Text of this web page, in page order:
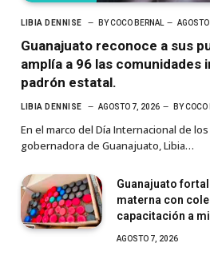
LIBIA DENNISE BY COCO BERNAL
Guanajuato reconoce a sus
amplía a 96 las comunidades
padrón estatal.
LIBIA DENNISE AGOSTO 7, 2026 BY COCO
En el marco del Día Internacional de
gobernadora de Guanajuato, Libia…
Guanajuato
materna con
capacitación a
AGOSTO 7, 2026